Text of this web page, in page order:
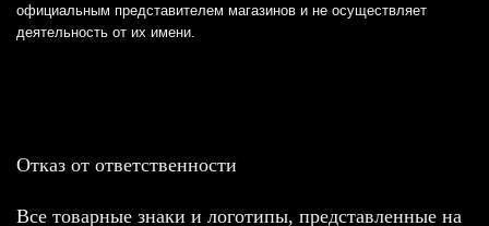
официальным представителем магазинов и не осуществляет
деятельность от их имени.
Отказ от ответственности
Все товарные знаки и логотипы, представленные на